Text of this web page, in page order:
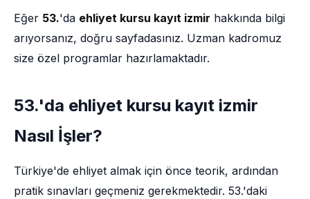
Eğer 53.'da ehliyet kursu kayıt izmir hakkında bilgi
arıyorsanız, doğru sayfadasınız. Uzman kadromuz
size özel programlar hazırlamaktadır.
53.'da ehliyet kursu kayıt izmir
Nasıl İşler?
Türkiye'de ehliyet almak için önce teorik, ardından
pratik sınavları geçmeniz gerekmektedir. 53.'daki